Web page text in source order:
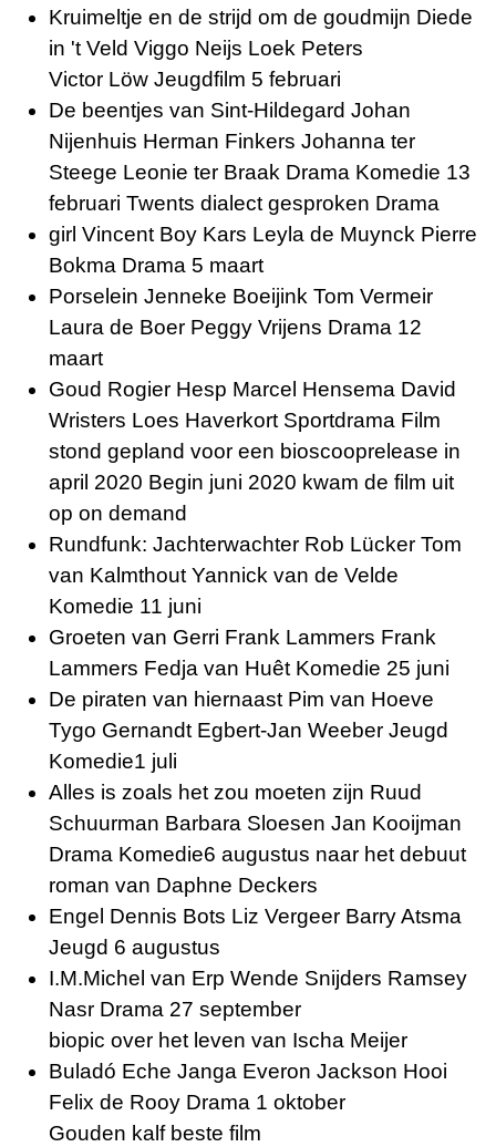
Kruimeltje en de strijd om de goudmijn Diede
in 't Veld Viggo Neijs Loek Peters
Victor Löw Jeugdfilm 5 februari
De beentjes van Sint-Hildegard Johan
Nijenhuis Herman Finkers Johanna ter
Steege Leonie ter Braak Drama Komedie 13
februari Twents dialect gesproken Drama
girl Vincent Boy Kars Leyla de Muynck Pierre
Bokma Drama 5 maart
Porselein Jenneke Boeijink Tom Vermeir
Laura de Boer Peggy Vrijens Drama 12
maart
Goud Rogier Hesp Marcel Hensema David
Wristers Loes Haverkort Sportdrama Film
stond gepland voor een bioscooprelease in
april 2020 Begin juni 2020 kwam de film uit
op on demand
Rundfunk: Jachterwachter Rob Lücker Tom
van Kalmthout Yannick van de Velde
Komedie 11 juni
Groeten van Gerri Frank Lammers Frank
Lammers Fedja van Huêt Komedie 25 juni
De piraten van hiernaast Pim van Hoeve
Tygo Gernandt Egbert-Jan Weeber Jeugd
Komedie1 juli
Alles is zoals het zou moeten zijn Ruud
Schuurman Barbara Sloesen Jan Kooijman
Drama Komedie6 augustus naar het debuut
roman van Daphne Deckers
Engel Dennis Bots Liz Vergeer Barry Atsma
Jeugd 6 augustus
I.M.Michel van Erp Wende Snijders Ramsey
Nasr Drama 27 september
biopic over het leven van Ischa Meijer
Buladó Eche Janga Everon Jackson Hooi
Felix de Rooy Drama 1 oktober
Gouden kalf beste film